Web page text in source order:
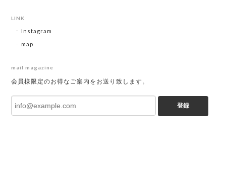
LINK
Instagram
map
mail magazine
会員様限定のお得なご案内をお送り致します。
登録